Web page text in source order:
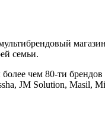
семьи.
чем 80-ти
JM Solution, Masil,